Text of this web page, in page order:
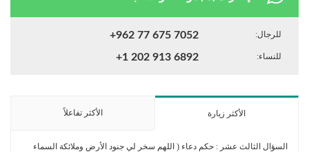
للرجال: +962 77 675 7052
للنساء: +1 202 913 6892
الأكثر زيارة الأكثر تفاعلاً
السؤال الثالث عشر : حكم دعاء ( اللهم سخر لي جنود الأرض وملائكة السماء